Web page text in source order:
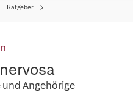
Ratgeber
Angehörige